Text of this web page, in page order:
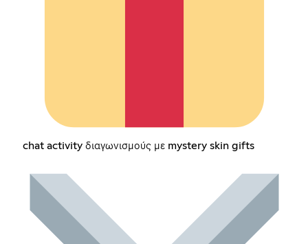
chat activity διαγωνισμούς με mystery skin gifts